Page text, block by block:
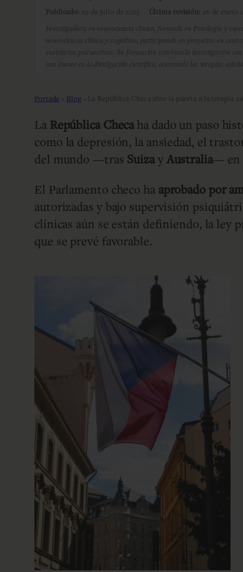
Publicado: 29 de julio de 2025 · Última revisión: 26 de enero
Investigadora en neurociencia clínica, formada en Psicología y
neurociencia clínica y cognitiva, participando en proyectos en
sustancias psicoactivas. Su formación combina la investigación
con Inawe en la divulgación científica, acercando las terapias
Portada Blog» La República Checa abre la puerta a la terapia
La República Checaha dado un paso
como la depresión, la ansiedad, el
del mundo —tras Suizay Australia— en
El Parlamento checo ha aprobado por
autorizadas y bajo supervisión
clínicas aún se están definiendo, la ley
que se prevé favorable.